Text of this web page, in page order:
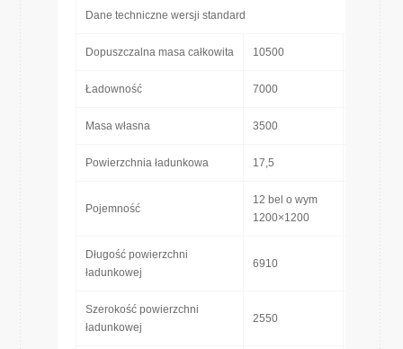
Dane techniczne wersji standard
Dopuszczalna masa całkowita 10500
Ładowność 7000
Masa własna 3500
Powierzchnia ładunkowa 17,5
Pojemność
12 bel o wym
1200×1200
Długość powierzchni
ładunkowej
6910
Szerokość powierzchni
ładunkowej
2550